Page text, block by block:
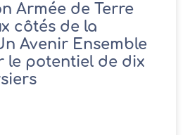
Armée de Terre
côtés de la
Avenir Ensemble
le potentiel de dix